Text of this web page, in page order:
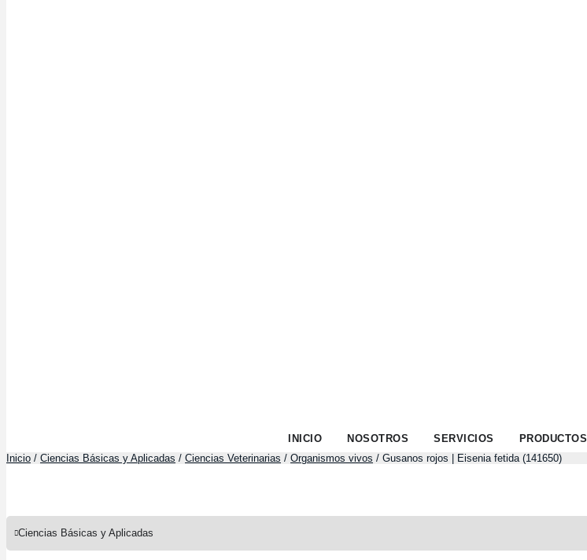
INICIO NOSOTROS SERVICIOS PRODUCTOS
Inicio / Ciencias Básicas y Aplicadas / Ciencias Veterinarias / Organismos vivos / Gusanos rojos | Eisenia fetida (141650)
Ciencias Básicas y Aplicadas